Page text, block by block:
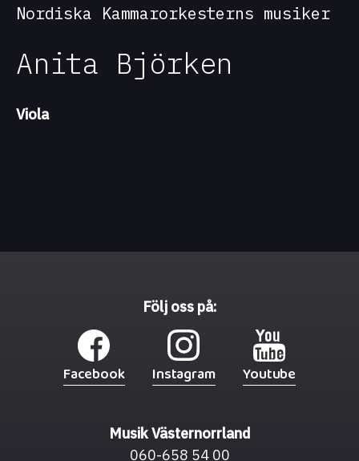
Nordiska Kammarorkesterns musiker
Anita Björken
Viola
Musik Västernorrland
060-658 54 00
Följ oss på:
Facebook Instagram Youtube